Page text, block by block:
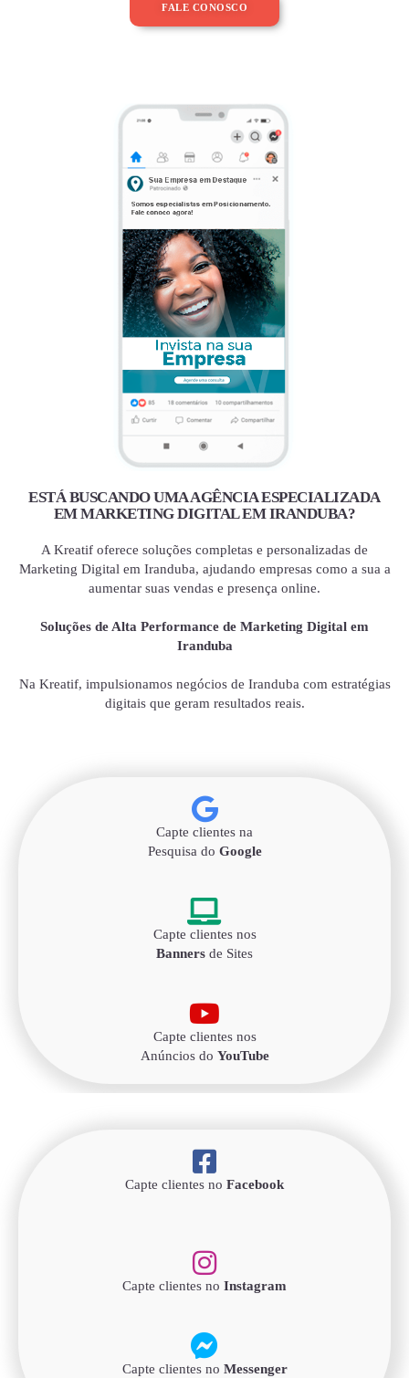
FALE CONOSCO
ESTÁ BUSCANDO UMA AGÊNCIA ESPECIALIZADA
EM MARKETING DIGITAL EM IRANDUBA?
A Kreatif oferece soluções completas e personalizadas de
Marketing Digital em Iranduba, ajudando empresas como a sua a
aumentar suas vendas e presença online.
Soluções de Alta Performance de Marketing Digital em
Iranduba
Na Kreatif, impulsionamos negócios de Iranduba com estratégias
digitais que geram resultados reais.
Capte clientes na
Pesquisa do Google
Capte clientes nos
Banners de Sites
Capte clientes nos
Anúncios do YouTube
Capte clientes no Facebook
Capte clientes no Instagram
Capte clientes no Messenger